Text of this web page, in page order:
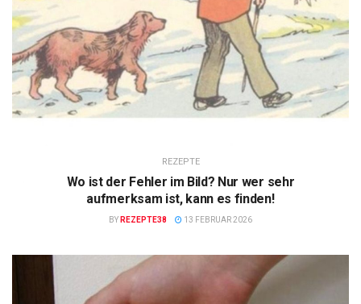
REZEPTE
Wo ist der Fehler im Bild? Nur wer sehr
aufmerksam ist, kann es finden!
BY REZEPTE38 13 FEBRUAR 2026